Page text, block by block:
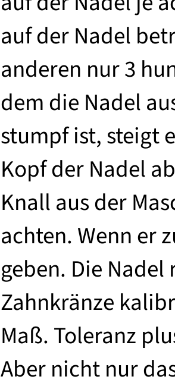
auf der Nadel
anderen nur 3
dem die Nadel
stumpf ist, steigt
Kopf der Nadel
Knall aus der
achten. Wenn er
geben. Die
Zahnkränze
Maß. Toleranz
Aber nicht nur